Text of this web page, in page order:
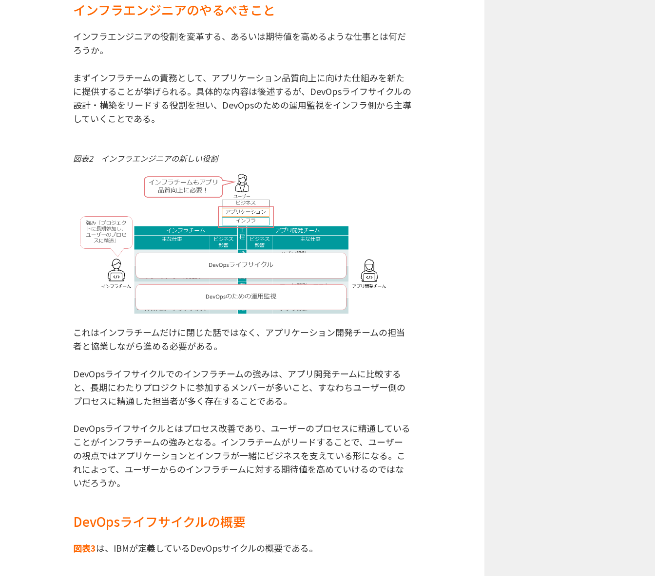
インフラエンジニアのやるべきこと
インフラエンジニアの役割を変革する、あるいは期待値を高めるような仕事とは何だ
ろうか。
まずインフラチームの責務として、アプリケーション品質向上に向けた仕組みを新た
に提供することが挙げられる。具体的な内容は後述するが、DevOpsライフサイクルの
設計・構築をリードする役割を担い、DevOpsのための運用監視をインフラ側から主導
していくことである。
図表2 インフラエンジニアの新しい役割
これはインフラチームだけに閉じた話ではなく、アプリケーション開発チームの担当
者と協業しながら進める必要がある。
DevOpsライフサイクルでのインフラチームの強みは、アプリ開発チームに比較する
と、長期にわたりプロジクトに参加するメンバーが多いこと、すなわちユーザー側の
プロセスに精通した担当者が多く存在することである。
DevOpsライフサイクルとはプロセス改善であり、ユーザーのプロセスに精通している
ことがインフラチームの強みとなる。インフラチームがリードすることで、ユーザー
の視点ではアプリケーションとインフラが一緒にビジネスを支えている形になる。こ
れによって、ユーザーからのインフラチームに対する期待値を高めていけるのではな
いだろうか。
DevOpsライフサイクルの概要
図表3は、IBMが定義しているDevOpsサイクルの概要である。